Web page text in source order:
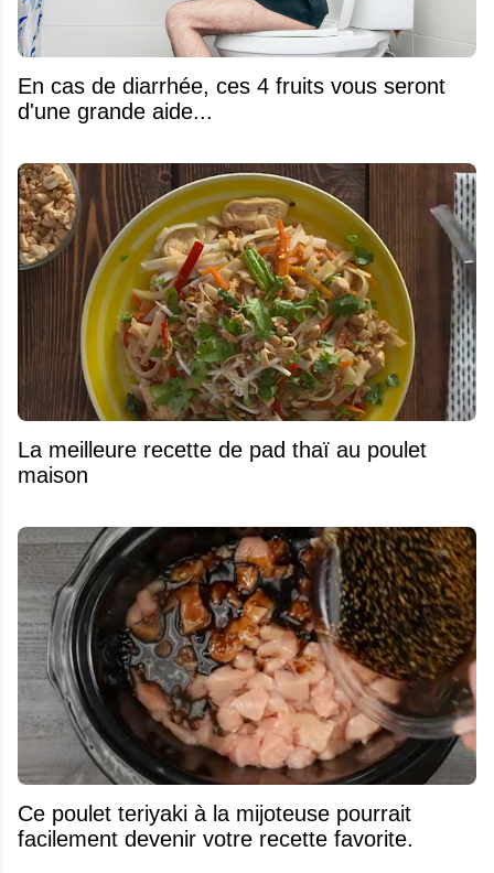
En cas de diarrhée, ces 4 fruits vous seront
d'une grande aide...
La meilleure recette de pad thaï au poulet
maison
Ce poulet teriyaki à la mijoteuse pourrait
facilement devenir votre recette favorite.